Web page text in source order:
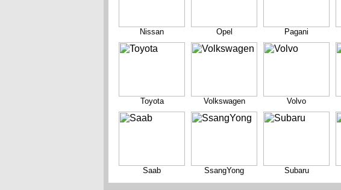
Nissan Opel Pagani
Toyota Volkswagen Volvo
Saab SsangYong Subaru